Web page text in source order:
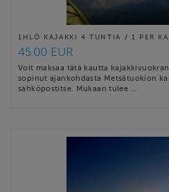
1HLÖ KAJAKKI 4 TUNTIA / 1 PER
45.00 EUR
Voit maksaa tätä kautta
sopinut ajankohdasta Metsätuokion
sähköpostitse. Mukaan tulee …